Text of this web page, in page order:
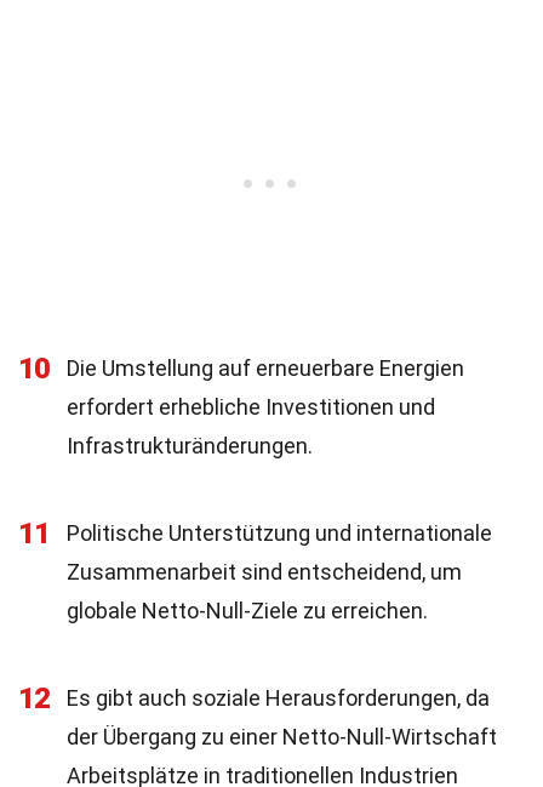
10
Die Umstellung auf erneuerbare Energien
erfordert erhebliche Investitionen und
Infrastrukturänderungen.
11
Politische Unterstützung und internationale
Zusammenarbeit sind entscheidend, um
globale Netto-Null-Ziele zu erreichen.
12
Es gibt auch soziale Herausforderungen, da
der Übergang zu einer Netto-Null-Wirtschaft
Arbeitsplätze in traditionellen Industrien